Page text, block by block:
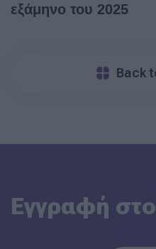
εξάμηνο του 2025
Back
Εγγραφή